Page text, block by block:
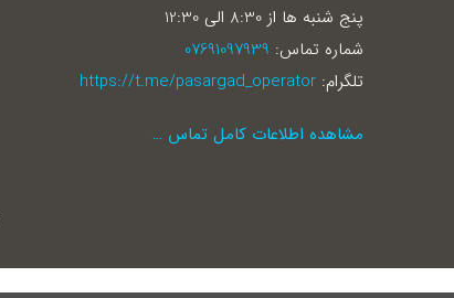
پنج شنبه ها از 8:30 الی 12:30
شماره تماس: 07691097939
تلگرام: https://t.me/pasargad_operator
مشاهده اطلاعات کامل تماس …